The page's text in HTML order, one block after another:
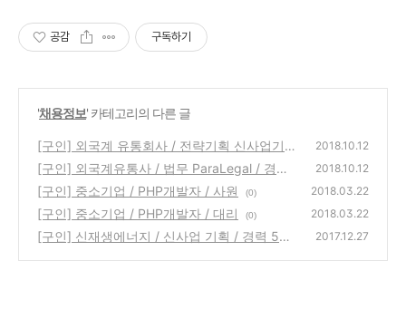
공감 구독하기
'채용정보' 카테고리의 다른 글
[구인] 외국계 유통회사 / 전략기획 신사업기
획 / 경력7-10년
(0)
2018.10.12
[구인] 외국계유통사 / 법무 ParaLegal / 경력
5-10년
(0)
2018.10.12
[구인] 중소기업 / PHP개발자 / 사원 (0) 2018.03.22
[구인] 중소기업 / PHP개발자 / 대리 (0) 2018.03.22
[구인] 신재생에너지 / 신사업 기획 / 경력 5년
2017.12.27